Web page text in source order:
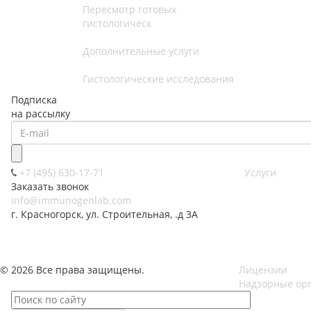
Пересмотр готовых
гистологическ
Дополнительные услуги
Гистологические исследования
Подписка
на рассылку
+7 (495) 630-17-71
Заказать звонок
info@immunogenlab.com
г. Красногорск, ул. Строительная, .д 3А
Услуги
© 2026 Все права защищены.
Лицензии
Надзорные